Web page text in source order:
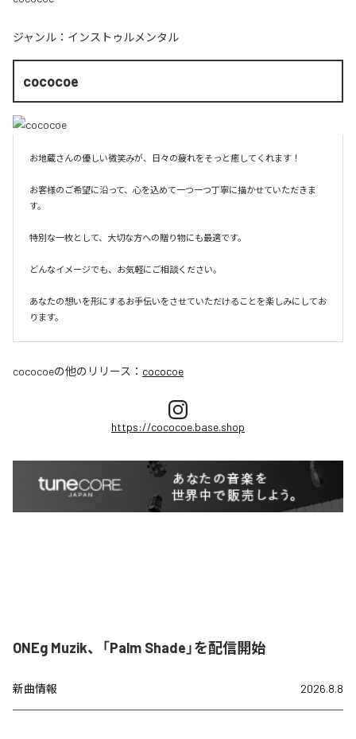
ジャンル： インストゥルメンタル
cococoe
お地蔵さんの優しい微笑みが、日々の疲れをそっと癒してくれます！
お客様のご希望に沿って、心を込めて一つ一つ丁寧に描かせていただきま
す。
特別な一枚として、大切な方への贈り物にも最適です。
どんなイメージでも、お気軽にご相談ください。
あなたの想いを形にするお手伝いをさせていただけることを楽しみにしてお
ります。
cococoeの他のリリース： cococoe
https://cococoe.base.shop
ONEg Muzik、「Palm Shade」を配信開始
新曲情報 2026.8.8